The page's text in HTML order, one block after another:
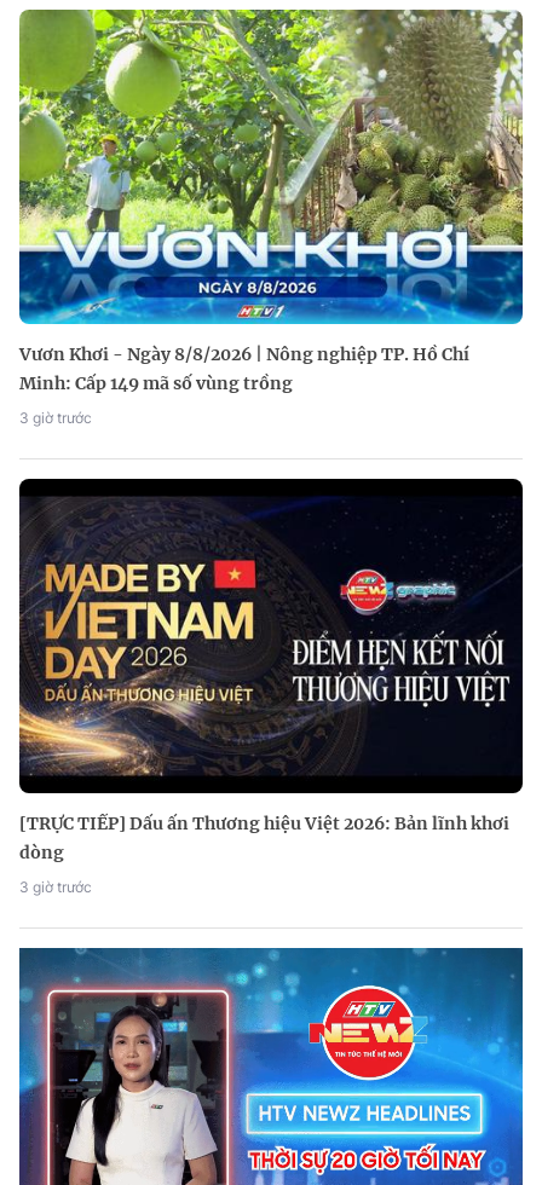
Vươn Khơi - Ngày 8/8/2026 | Nông nghiệp TP. Hồ Chí
Minh: Cấp 149 mã số vùng trồng
3 giờ trước
[TRỰC TIẾP] Dấu ấn Thương hiệu Việt 2026: Bản lĩnh khơi
dòng
3 giờ trước